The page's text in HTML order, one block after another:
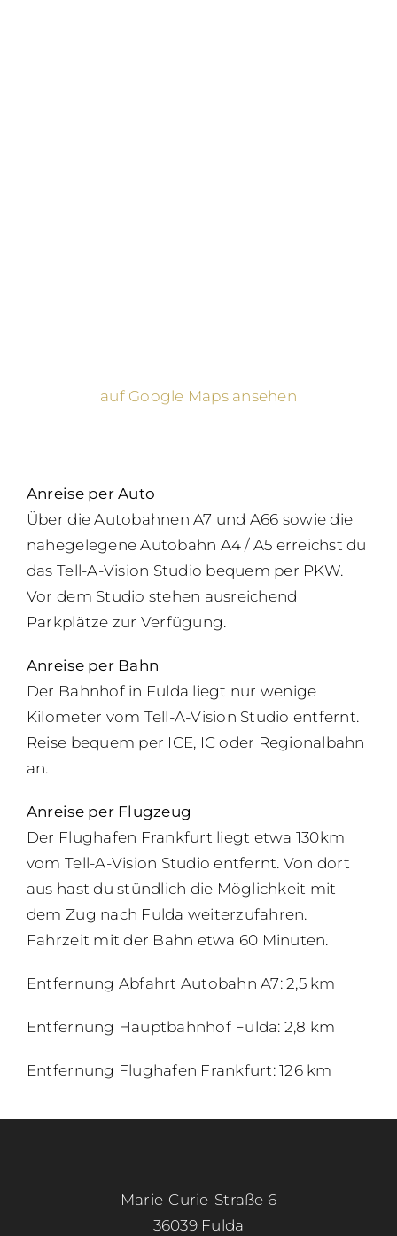
auf Google Maps ansehen
Anreise per Auto
Über die Autobahnen A7 und A66 sowie die
nahegelegene Autobahn A4 / A5 erreichst du
das Tell-A-Vision Studio bequem per PKW.
Vor dem Studio stehen ausreichend
Parkplätze zur Verfügung.
Anreise per Bahn
Der Bahnhof in Fulda liegt nur wenige
Kilometer vom Tell-A-Vision Studio entfernt.
Reise bequem per ICE, IC oder Regionalbahn
an.
Anreise per Flugzeug
Der Flughafen Frankfurt liegt etwa 130km
vom Tell-A-Vision Studio entfernt. Von dort
aus hast du stündlich die Möglichkeit mit
dem Zug nach Fulda weiterzufahren.
Fahrzeit mit der Bahn etwa 60 Minuten.
Entfernung Abfahrt Autobahn A7: 2,5 km
Entfernung Hauptbahnhof Fulda: 2,8 km
Entfernung Flughafen Frankfurt: 126 km
Marie-Curie-Straße 6
36039 Fulda